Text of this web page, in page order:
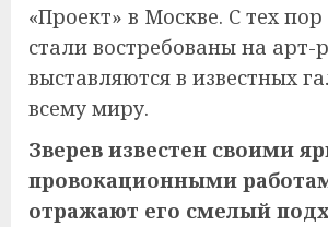
«Проект» в Москве. С тех
стали востребованы на арт-
выставляются в известных
всему миру.
Зверев известен своими
провокационными
отражают его смелый